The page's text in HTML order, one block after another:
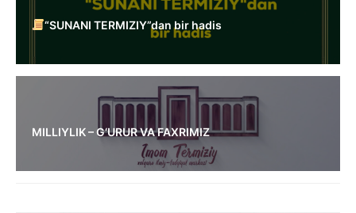
“SUNANI TERMIZIY”dan bir hadis
MILLIYLIK – G‘URUR VA FAXRIMIZ